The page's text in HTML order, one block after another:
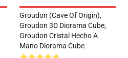
Groudon (Cave Of Origin),
Groudon 3D Diorama Cube,
Groudon Cristal Hecho A
Mano Diorama Cube